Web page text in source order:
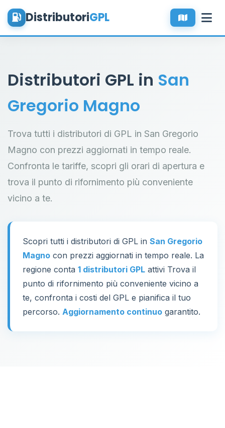
DistributoriGPL
Distributori GPL in San
Gregorio Magno
Trova tutti i distributori di GPL in San Gregorio
Magno con prezzi aggiornati in tempo reale.
Confronta le tariffe, scopri gli orari di apertura e
trova il punto di rifornimento più conveniente
vicino a te.
Scopri tutti i distributori di GPL in San Gregorio
Magno con prezzi aggiornati in tempo reale. La
regione conta 1 distributori GPL attivi Trova il
punto di rifornimento più conveniente vicino a
te, confronta i costi del GPL e pianifica il tuo
percorso. Aggiornamento continuo garantito.